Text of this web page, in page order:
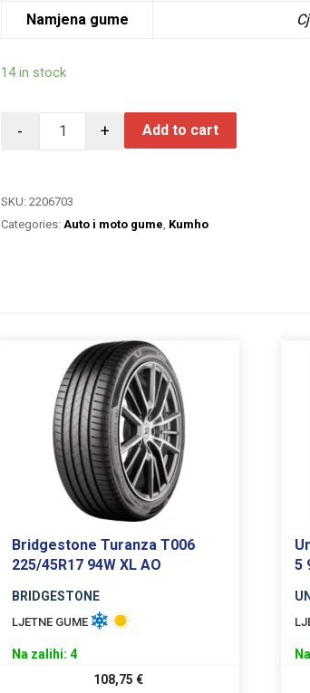
Namjena gume
14 in stock
- + Add to cart
SKU:2206703
Categories: Auto i moto gume Kumho
Bridgestone Turanza T006
225/45R17 94W XL AO
BRIDGESTONE
LJETNE GUME
Na zalihi: 4
108,75€
5